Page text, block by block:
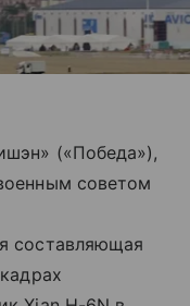
(«Победа»),
советом
составляющая